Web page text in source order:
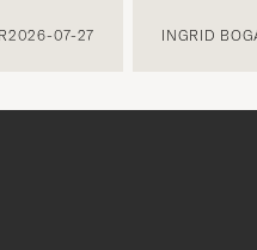
07-27 INGRID BOGA M